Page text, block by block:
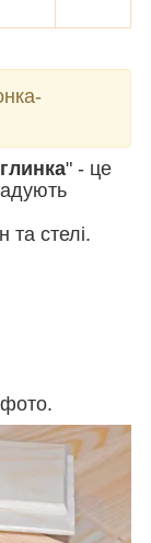
" - це
та стелі.